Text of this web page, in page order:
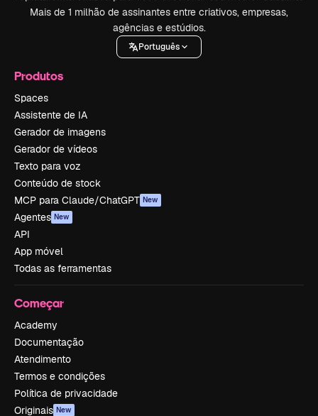
Mais de 1 milhão de assinantes entre criativos, empresas,
agências e estúdios.
Português
Produtos
Spaces
Assistente de IA
Gerador de imagens
Gerador de vídeos
Texto para voz
Conteúdo de stock
MCP para Claude/ChatGPT New
Agentes New
API
App móvel
Todas as ferramentas
Começar
Academy
Documentação
Atendimento
Termos e condições
Política de privacidade
Originais New